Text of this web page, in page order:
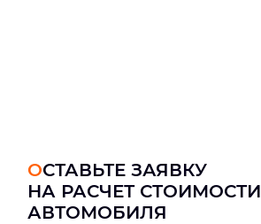
ОСТАВЬТЕ ЗАЯВКУ
НА РАСЧЕТ СТОИМОСТИ
АВТОМОБИЛЯ